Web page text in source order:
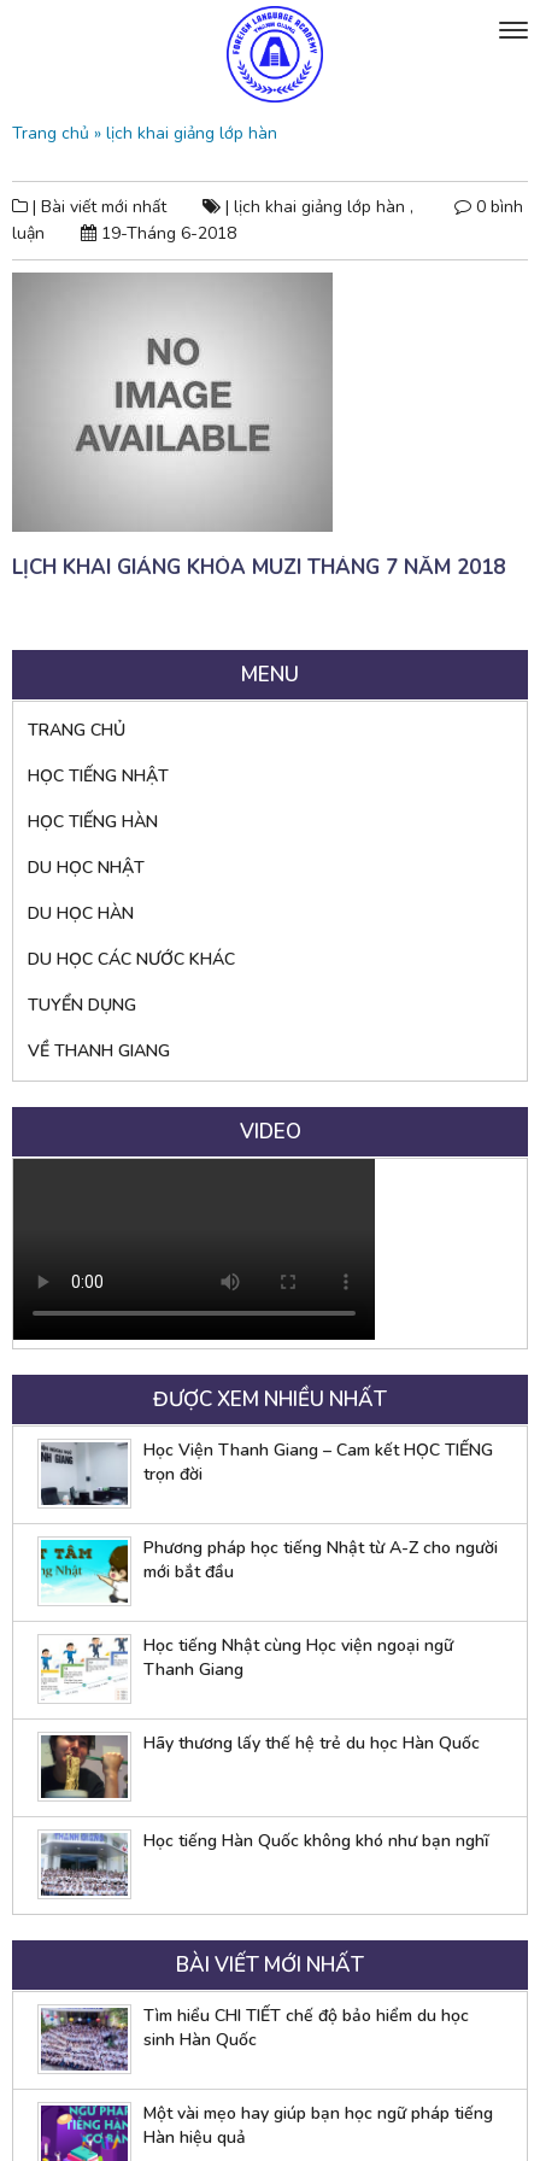
Trang chủ » lịch khai giảng lớp hàn
| Bài viết mới nhất | lịch khai giảng lớp hàn ,
0 bình
luận
19-Tháng 6-2018
LỊCH KHAI GIẢNG KHÓA MUZI THÁNG 7 NĂM 2018
MENU
TRANG CHỦ
HỌC TIẾNG NHẬT
HỌC TIẾNG HÀN
DU HỌC NHẬT
DU HỌC HÀN
DU HỌC CÁC NƯỚC KHÁC
TUYỂN DỤNG
VỀ THANH GIANG
VIDEO
ĐƯỢC XEM NHIỀU NHẤT
Học Viện Thanh Giang – Cam kết HỌC TIẾNG
trọn đời
Phương pháp học tiếng Nhật từ A-Z cho người
mới bắt đầu
Học tiếng Nhật cùng Học viện ngoại ngữ
Thanh Giang
Hãy thương lấy thế hệ trẻ du học Hàn Quốc
Học tiếng Hàn Quốc không khó như bạn nghĩ
BÀI VIẾT MỚI NHẤT
Tìm hiểu CHI TIẾT chế độ bảo hiểm du học
sinh Hàn Quốc
Một vài mẹo hay giúp bạn học ngữ pháp tiếng
Hàn hiệu quả